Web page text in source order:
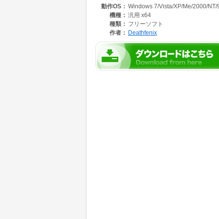
動作OS： Windows 7/Vista/XP/Me/2000/NT/
機種： 汎用 x64
種類： フリーソフト
作者： Deathfenix